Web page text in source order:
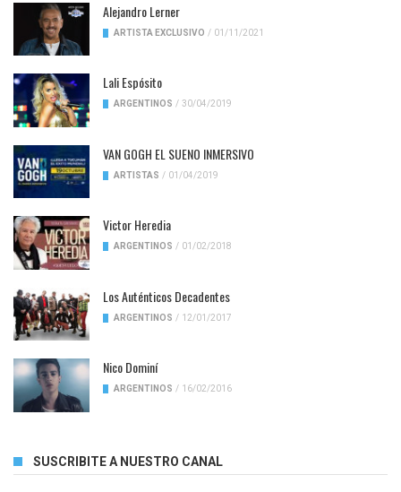
Alejandro Lerner
ARTISTA EXCLUSIVO / 01/11/2021
Lali Espósito
ARGENTINOS / 30/04/2019
VAN GOGH EL SUENO INMERSIVO
ARTISTAS / 01/04/2019
Victor Heredia
ARGENTINOS / 01/02/2018
Los Auténticos Decadentes
ARGENTINOS / 12/01/2017
Nico Dominí
ARGENTINOS / 16/02/2016
SUSCRIBITE A NUESTRO CANAL